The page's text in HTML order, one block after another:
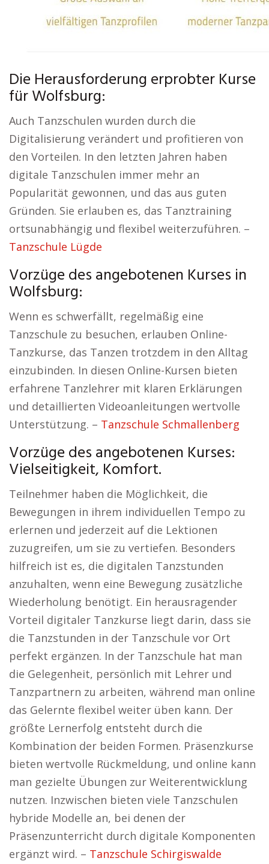
Die Herausforderung erprobter Kurse
für Wolfsburg:
Auch Tanzschulen wurden durch die
Digitalisierung verändert und profitieren von
den Vorteilen. In den letzten Jahren haben
digitale Tanzschulen immer mehr an
Popularität gewonnen, und das aus guten
Gründen. Sie erlauben es, das Tanztraining
ortsunabhängig und flexibel weiterzuführen. –
Tanzschule Lügde
Vorzüge des angebotenen Kurses in
Wolfsburg:
Wenn es schwerfällt, regelmäßig eine
Tanzschule zu besuchen, erlauben Online-
Tanzkurse, das Tanzen trotzdem in den Alltag
einzubinden. In diesen Online-Kursen bieten
erfahrene Tanzlehrer mit klaren Erklärungen
und detaillierten Videoanleitungen wertvolle
Unterstützung. – Tanzschule Schmallenberg
Vorzüge des angebotenen Kurses:
Vielseitigkeit, Komfort.
Teilnehmer haben die Möglichkeit, die
Bewegungen in ihrem individuellen Tempo zu
erlernen und jederzeit auf die Lektionen
zuzugreifen, um sie zu vertiefen. Besonders
hilfreich ist es, die digitalen Tanzstunden
anzuhalten, wenn eine Bewegung zusätzliche
Wiederholung benötigt. Ein herausragender
Vorteil digitaler Tanzkurse liegt darin, dass sie
die Tanzstunden in der Tanzschule vor Ort
perfekt ergänzen. In der Tanzschule hat man
die Gelegenheit, persönlich mit Lehrer und
Tanzpartnern zu arbeiten, während man online
das Gelernte flexibel weiter üben kann. Der
größte Lernerfolg entsteht durch die
Kombination der beiden Formen. Präsenzkurse
bieten wertvolle Rückmeldung, und online kann
man gezielte Übungen zur Weiterentwicklung
nutzen. Inzwischen bieten viele Tanzschulen
hybride Modelle an, bei denen der
Präsenzunterricht durch digitale Komponenten
ergänzt wird. – Tanzschule Schirgiswalde